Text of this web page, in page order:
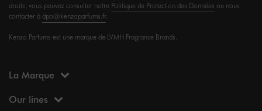
droits, vous pouvez consulter notre Politique de Protection des Données ou nous
contacter àdpo@kenzoparfums.fr.
Kenzo Parfums est une marque de LVMH Fragrance Brands.
La Marque
Our lines